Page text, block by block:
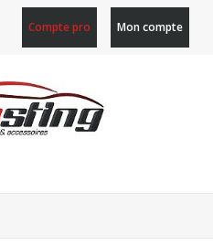
Compte pro Mon compte